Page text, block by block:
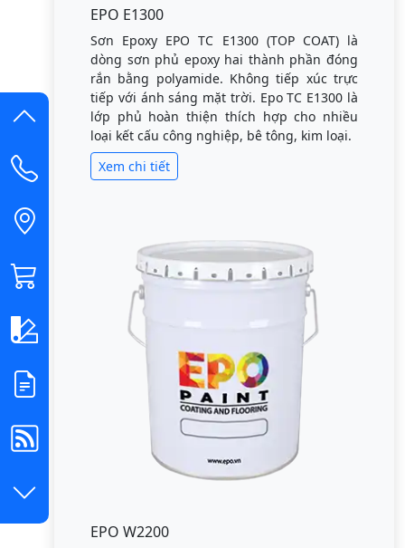
EPO E1300
Sơn Epoxy EPO TC E1300 (TOP COAT) là
dòng sơn phủ epoxy hai thành phần đóng
rắn bằng polyamide. Không tiếp xúc trực
tiếp với ánh sáng mặt trời. Epo TC E1300 là
lớp phủ hoàn thiện thích hợp cho nhiều
loại kết cấu công nghiệp, bê tông, kim loại.
Xem chi tiết
EPO W2200